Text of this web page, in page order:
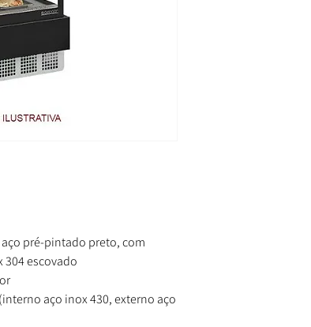
pré-pintado preto, com
304 escovado
aço inox 430, externo aço